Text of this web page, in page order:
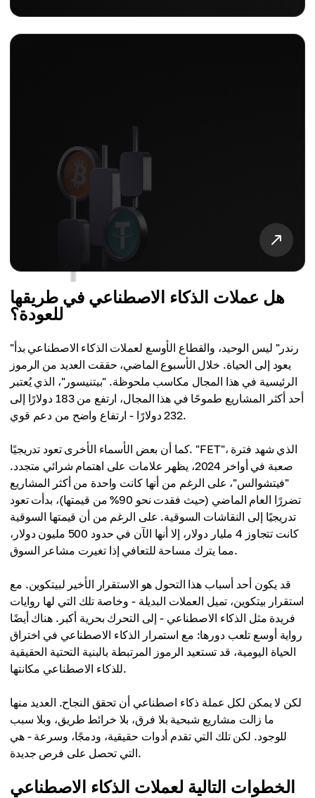
هل عملات الذكاء الاصطناعي في طريقها
للعودة؟
"رندر" ليس الوحيد، والقطاع الأوسع لعملات الذكاء الاصطناعي بدأ
يعود إلى الحياة. خلال الأسبوع الماضي، حققت العديد من الرموز
الرئيسية في هذا المجال مكاسب ملحوظة. "بيتنيسور"، الذي يُعتبر
أحد أكثر المشاريع طموحًا في هذا المجال، ارتفع من 183 دولارًا إلى
232 دولارًا - ارتفاع واضح من دعم قوي.
كما أن بعض الأسماء الأخرى تعود تدريجيًا. "FET"، الذي شهد فترة
صعبة في أواخر 2024، يظهر علامات على اهتمام شرائي متجدد.
"فيتشوالس"، على الرغم من أنها كانت واحدة من أكثر المشاريع
تضررًا العام الماضي (حيث فقدت نحو 90% من قيمتها)، بدأت تعود
تدريجيًا إلى النقاشات السوقية. على الرغم من أن قيمتها السوقية
كانت تتجاوز 4 مليار دولار، إلا أنها الآن في حدود 500 مليون دولار،
مما يترك مساحة للتعافي إذا تغيرت مشاعر السوق.
قد يكون أحد أسباب هذا التحول هو الاستقرار الأخير لبيتكوين. مع
استقرار بيتكوين، تميل العملات البديلة - وخاصة تلك التي لها روايات
فريدة مثل الذكاء الاصطناعي - إلى التحرك بحرية أكبر. هناك أيضًا
رواية أوسع تلعب دورها: مع استمرار الذكاء الاصطناعي في اختراق
الحياة اليومية، قد تستعيد الرموز المرتبطة بالبنية التحتية الحقيقية
للذكاء الاصطناعي مكانتها.
لكن لا يمكن لكل عملة ذكاء اصطناعي أن تحقق النجاح. العديد منها
ما زالت مشاريع شبحية بلا فرق، بلا خرائط طريق، وبلا سبب
للوجود. لكن تلك التي تقدم أدوات حقيقية، ودمجًا، وسرعة - هي
التي تحصل على فرص جديدة.
الخطوات التالية لعملات الذكاء الاصطناعي